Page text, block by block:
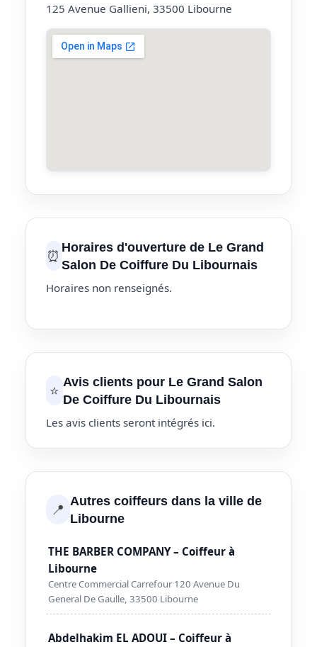
125 Avenue Gallieni, 33500 Libourne
⏰ Horaires d'ouverture de Le Grand
Salon De Coiffure Du Libournais
Horaires non renseignés.
⭐ Avis clients pour Le Grand Salon
De Coiffure Du Libournais
Les avis clients seront intégrés ici.
📍 Autres coiffeurs dans la ville de
Libourne
THE BARBER COMPANY – Coiffeur à
Libourne
Centre Commercial Carrefour 120 Avenue Du
General De Gaulle, 33500 Libourne
Abdelhakim EL ADOUI – Coiffeur à